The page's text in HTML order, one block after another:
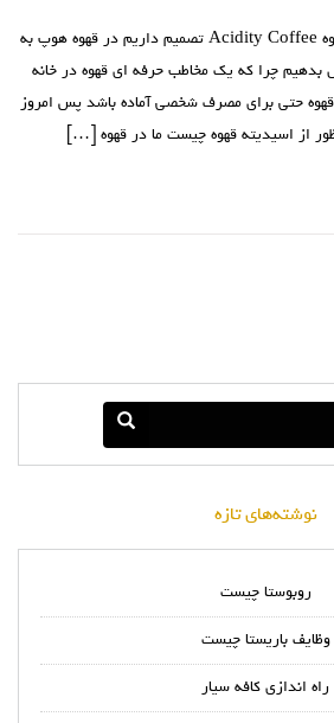
اسیدیته در قهوه اسیدیته قهوه Acidity Coffee تصمیم داریم در قهوه هوپ به
چرا که یک مخاطب حرفه ای قهوه در خانه
قهوه حتی برای مصرف شخصی آماده باشد پس امروز
از اسیدیته قهوه چیست ما در قهوه […]
نوشته‌های تازه
روبوستا چیست
وظایف باریستا چیست
راه اندازی کافه سیار